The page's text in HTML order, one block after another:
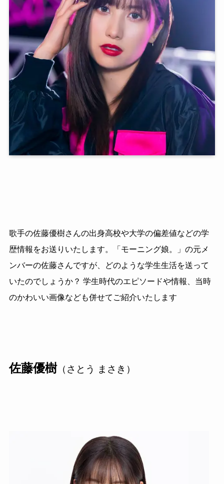
歌手の佐藤優樹さんの出身高校や大学の偏差値などの学
歴情報をお送りいたします。「モーニング娘。」の元メ
ンバーの佐藤さんですが、どのような学生生活を送って
いたのでしょうか？ 学生時代のエピソードや情報、当時
のかわいい画像なども併せてご紹介いたします
佐藤優樹（さとう まさき）